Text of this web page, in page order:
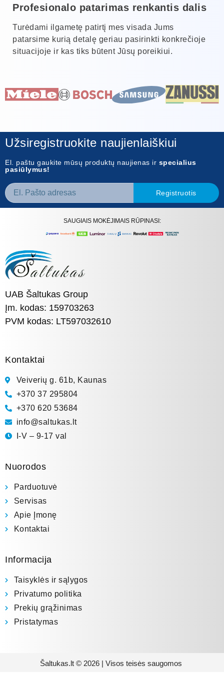
Profesionalo patarimas renkantis dalis
Turėdami ilgametę patirtį mes visada Jums
patarsime kurią detalę geriau pasirinkti konkrečioje
situacijoje ir kas tiks būtent Jūsų poreikiui.
Užsiregistruokite naujienlaiškiui
El. paštu gaukite mūsų produktų naujienas ir specialius
pasiūlymus!
Registruotis
SAUGIAIS MOKĖJIMAIS RŪPINASI:
UAB Šaltukas Group
Įm. kodas: 159703263
PVM kodas: LT597032610
Kontaktai
Veiverių g. 61b, Kaunas
+370 37 295804
+370 620 53684
info@saltukas.lt
I-V – 9-17 val
Nuorodos
Parduotuvė
Servisas
Apie Įmonę
Kontaktai
Informacija
Taisyklės ir sąlygos
Privatumo politika
Prekių grąžinimas
Pristatymas
Šaltukas.lt © 2026 | Visos teisės saugomos